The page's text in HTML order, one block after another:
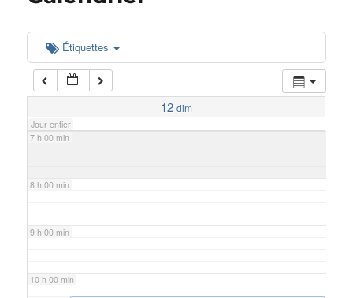
Étiquettes
12 dim
Jour entier
5 h 00 min
6 h 00 min
7 h 00 min
8 h 00 min
9 h 00 min
10 h 00 min